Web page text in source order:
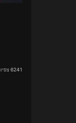
6241 צפיות